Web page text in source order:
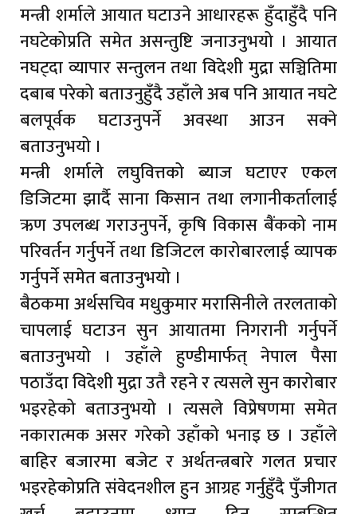
मन्त्री शर्माले आयात घटाउने आधारहरू हुँदाहुँदै पनि
नघटेकोप्रति समेत असन्तुष्टि जनाउनुभयो । आयात
नघट्दा व्यापार सन्तुलन तथा विदेशी मुद्रा सञ्चितिमा
दबाब परेको बताउनुहुँदै उहाँले अब पनि आयात नघटे
बलपूर्वक घटाउनुपर्ने अवस्था आउन सक्ने
बताउनुभयो ।
मन्त्री शर्माले लघुवित्तको ब्याज घटाएर एकल
डिजिटमा झार्दै साना किसान तथा लगानीकर्तालाई
ऋण उपलब्ध गराउनुपर्ने, कृषि विकास बैंकको नाम
परिवर्तन गर्नुपर्ने तथा डिजिटल कारोबारलाई व्यापक
गर्नुपर्ने समेत बताउनुभयो ।
बैठकमा अर्थसचिव मधुकुमार मरासिनीले तरलताको
चापलाई घटाउन सुन आयातमा निगरानी गर्नुपर्ने
बताउनुभयो । उहाँले हुण्डीमार्फत् नेपाल पैसा
पठाउँदा विदेशी मुद्रा उतै रहने र त्यसले सुन कारोबार
भइरहेको बताउनुभयो । त्यसले विप्रेषणमा समेत
नकारात्मक असर गरेको उहाँको भनाइ छ । उहाँले
बाहिर बजारमा बजेट र अर्थतन्त्रबारे गलत प्रचार
भइरहेकोप्रति संवेदनशील हुन आग्रह गर्नुहुँदै पुँजीगत